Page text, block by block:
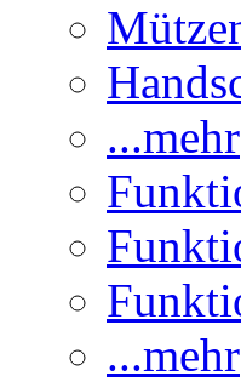
...mehr
...mehr